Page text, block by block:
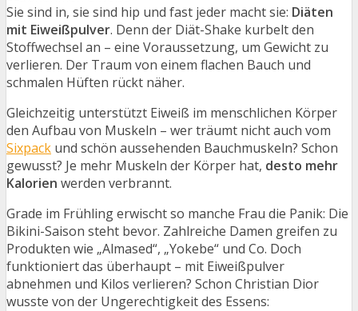
Sie sind in, sie sind hip und fast jeder macht sie: Diäten
mit Eiweißpulver. Denn der Diät-Shake kurbelt den
Stoffwechsel an – eine Voraussetzung, um Gewicht zu
verlieren. Der Traum von einem flachen Bauch und
schmalen Hüften rückt näher.
Gleichzeitig unterstützt Eiweiß im menschlichen Körper
den Aufbau von Muskeln – wer träumt nicht auch vom
Sixpack und schön aussehenden Bauchmuskeln? Schon
gewusst? Je mehr Muskeln der Körper hat, desto mehr
Kalorien werden verbrannt.
Grade im Frühling erwischt so manche Frau die Panik: Die
Bikini-Saison steht bevor. Zahlreiche Damen greifen zu
Produkten wie „Almased“, „Yokebe“ und Co. Doch
funktioniert das überhaupt – mit Eiweißpulver
abnehmen und Kilos verlieren? Schon Christian Dior
wusste von der Ungerechtigkeit des Essens: